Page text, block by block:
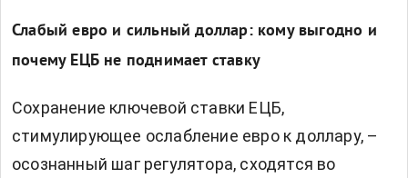
Слабый евро и сильный доллар: кому выгодно и
почему ЕЦБ не поднимает ставку
Сохранение ключевой ставки ЕЦБ,
стимулирующее ослабление евро к доллару, –
осознанный шаг регулятора, сходятся во